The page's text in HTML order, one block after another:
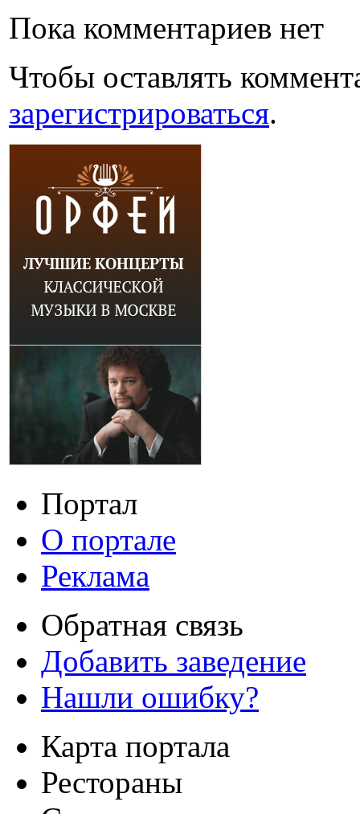
Пока комментариев нет
Чтобы оставлять
зарегистрироваться.
Портал
О портале
Реклама
Обратная связь
Добавить заведение
Нашли ошибку?
Карта портала
Рестораны